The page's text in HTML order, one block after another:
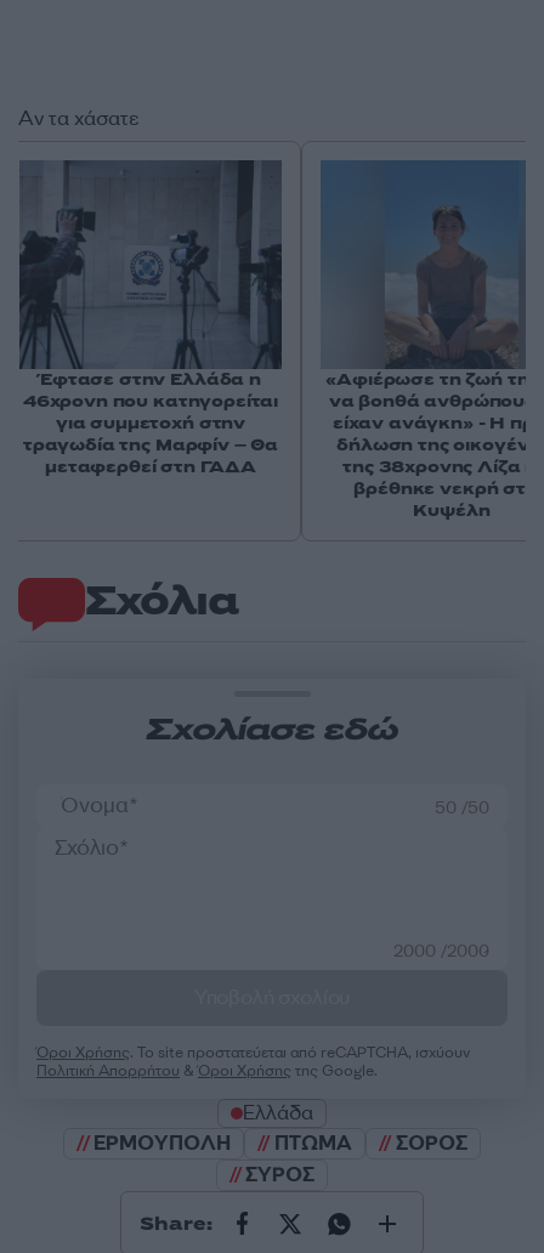
Σχόλια
Σχολίασε εδώ
50 /50
2000 /2000
Όροι Χρήσης. Το site προστατεύεται από reCAPTCHA, ισχύουν
Πολιτική Απορρήτου &Όροι Χρήσης της Google.
Ελλάδα
ΕΡΜΟΥΠΟΛΗ
ΠΤΩΜΑ
ΣΟΡΟΣ
ΣΥΡΟΣ
Share:
Αν τα χάσατε
Έφτασε στην Ελλάδα η
46χρονη που κατηγορείται
για συμμετοχή στην
τραγωδία της Μαρφίν – Θα
μεταφερθεί στη ΓΑΔΑ
«Αφιέρωσε τη ζωή της
να βοηθά ανθρώπους
είχαν ανάγκη» - Η
δήλωση της
της 38χρονης Λίζα
βρέθηκε νεκρή
Κυψέλη